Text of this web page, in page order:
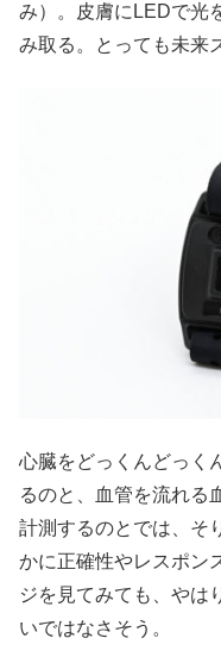
み）。皮膚にLEDで光
み取る。とっても未来
心臓をどっくんどっく
るのと、血管を流れる
計測するのとでは、そ
かに正確性やレスポン
ジを見てみても、やは
いではなさそう。